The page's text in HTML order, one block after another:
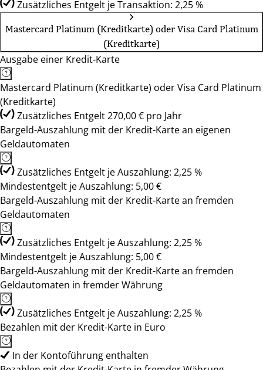
Zusätzliches Entgelt je Transaktion: 2,25 %
Mastercard Platinum (Kreditkarte) oder Visa Card Platinum
(Kreditkarte)
Ausgabe einer Kredit-Karte
Mastercard Platinum (Kreditkarte) oder Visa Card Platinum
(Kreditkarte)
Zusätzliches Entgelt 270,00 € pro Jahr
Bargeld-Auszahlung mit der Kredit-Karte an eigenen
Geldautomaten
Zusätzliches Entgelt je Auszahlung: 2,25 %
Mindestentgelt je Auszahlung: 5,00 €
Bargeld-Auszahlung mit der Kredit-Karte an fremden
Geldautomaten
Zusätzliches Entgelt je Auszahlung: 2,25 %
Mindestentgelt je Auszahlung: 5,00 €
Bargeld-Auszahlung mit der Kredit-Karte an fremden
Geldautomaten in fremder Währung
Zusätzliches Entgelt je Auszahlung: 2,25 %
Bezahlen mit der Kredit-Karte in Euro
In der Kontoführung enthalten